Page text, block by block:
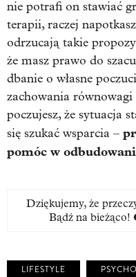
nie potrafi on stawiać
terapii, raczej
odrzucają takie
że masz prawo do
dbanie o własne
zachowania
poczujesz, że sytuacja
się szukać wsparcia –
pomóc w
Dziękujemy, że
Bądź na bieżąco!
LIFESTYLE